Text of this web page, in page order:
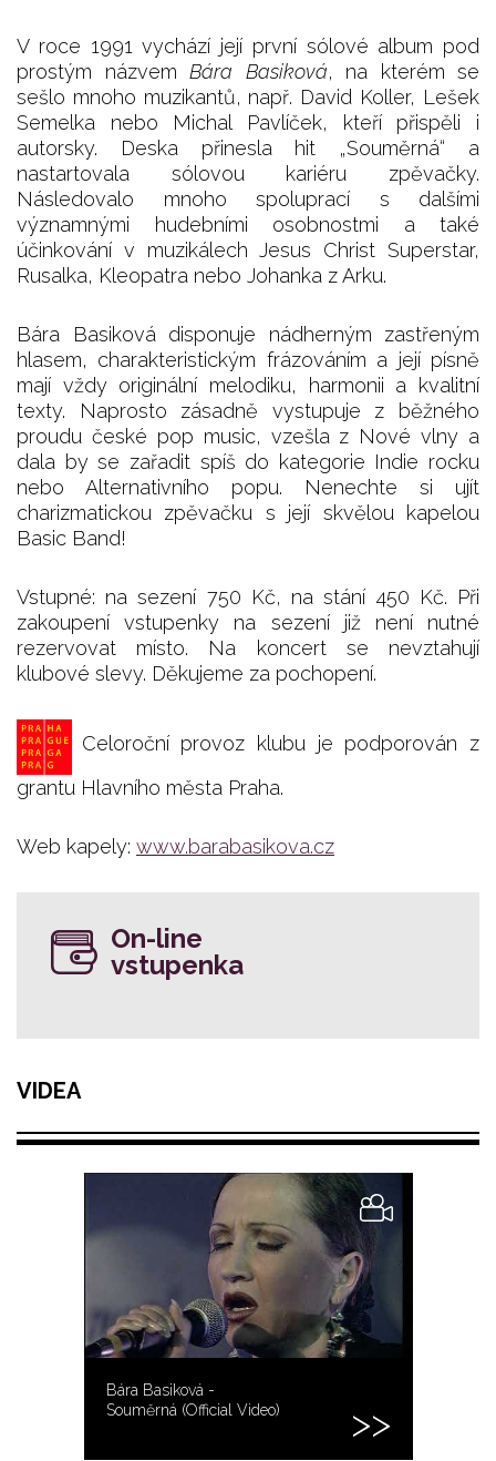
V roce 1991 vychází její první sólové album pod
prostým názvem Bára Basiková, na kterém se
sešlo mnoho muzikantů, např. David Koller, Lešek
Semelka nebo Michal Pavlíček, kteří přispěli i
autorsky. Deska přinesla hit „Souměrná“ a
nastartovala sólovou kariéru zpěvačky.
Následovalo mnoho spoluprací s dalšími
významnými hudebními osobnostmi a také
účinkování v muzikálech Jesus Christ Superstar,
Rusalka, Kleopatra nebo Johanka z Arku.
Bára Basiková disponuje nádherným zastřeným
hlasem, charakteristickým frázováním a její písně
mají vždy originální melodiku, harmonii a kvalitní
texty. Naprosto zásadně vystupuje z běžného
proudu české pop music, vzešla z Nové vlny a
dala by se zařadit spíš do kategorie Indie rocku
nebo Alternativního popu. Nenechte si ujít
charizmatickou zpěvačku s její skvělou kapelou
Basic Band!
Vstupné: na sezení 750 Kč, na stání 450 Kč. Při
zakoupení vstupenky na sezení již není nutné
rezervovat místo. Na koncert se nevztahují
klubové slevy. Děkujeme za pochopení.
Celoroční provoz klubu je podporován z
grantu Hlavního města Praha.
Web kapely: www.barabasikova.cz
On-line
vstupenka
VIDEA
Bára Basiková -
Souměrná (Official Video)